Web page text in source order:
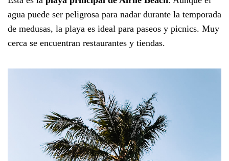
agua puede ser peligrosa para nadar durante la temporada
de medusas, la playa es ideal para paseos y picnics. Muy
cerca se encuentran restaurantes y tiendas.